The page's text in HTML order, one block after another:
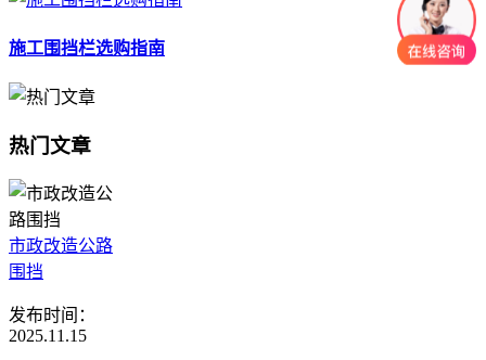
施工围挡栏选购指南
热门文章
市政改造公路
围挡
发布时间：
2025.11.15